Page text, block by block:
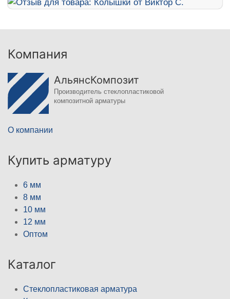
Компания
АльянсКомпозит
Производитель стеклопластиковой
композитной арматуры
О компании
Купить арматуру
6 мм
8 мм
10 мм
12 мм
Оптом
Каталог
Стеклопластиковая арматура